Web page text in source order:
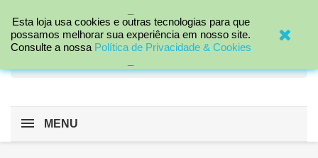

MENU
Esta loja usa cookies e outras tecnologias para que
possamos melhorar sua experiência em nosso site.
Consulte a nossa Política de Privacidade & Cookies